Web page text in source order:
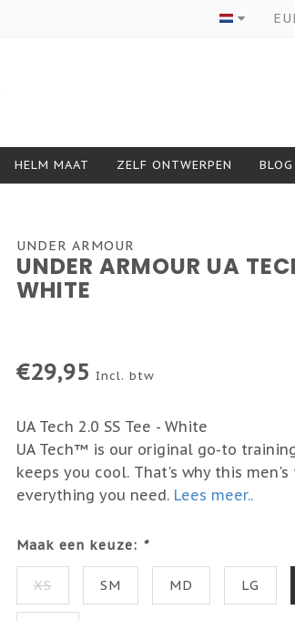
HELM MAAT ZELF ONTWERPEN BLOG
UNDER ARMOUR
UNDER ARMOUR UA
WHITE
€29,95 Incl. btw
UA Tech 2.0 SS Tee - White
UA Tech™ is our original go-to
keeps you cool. That's why this
everything you need. Lees meer..
Maak een keuze: *
XS SM MD LG